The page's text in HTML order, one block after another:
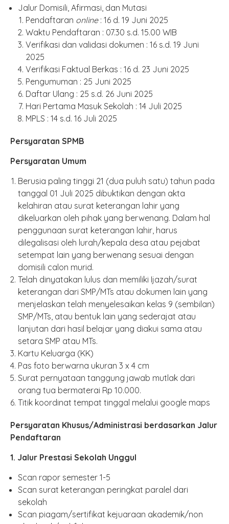
Jalur Domisili, Afirmasi, dan Mutasi
Pendaftaran online: 16 d. 19 Juni 2025
Waktu Pendaftaran : 07.30 s.d. 15.00 WIB
Verifikasi dan validasi dokumen : 16 s.d. 19 Juni
2025
Verifikasi Faktual Berkas : 16 d. 23 Juni 2025
Pengumuman : 25 Juni 2025
Daftar Ulang : 25 s.d. 26 Juni 2025
Hari Pertama Masuk Sekolah : 14 Juli 2025
MPLS : 14 s.d. 16 Juli 2025
Persyaratan SPMB
Persyaratan Umum
Berusia paling tinggi 21 (dua puluh satu) tahun pada
tanggal 01 Juli 2025 dibuktikan dengan akta
kelahiran atau surat keterangan lahir yang
dikeluarkan oleh pihak yang berwenang. Dalam hal
penggunaan surat keterangan lahir, harus
dilegalisasi oleh lurah/kepala desa atau pejabat
setempat lain yang berwenang sesuai dengan
domisili calon murid.
Telah dinyatakan lulus dan memiliki Ijazah/surat
keterangan dari SMP/MTs atau dokumen lain yang
menjelaskan telah menyelesaikan kelas 9 (sembilan)
SMP/MTs, atau bentuk lain yang sederajat atau
lanjutan dari hasil belajar yang diakui sama atau
setara SMP atau MTs.
Kartu Keluarga (KK)
Pas foto berwarna ukuran 3 x 4 cm
Surat pernyataan tanggung jawab mutlak dari
orang tua bermaterai Rp 10.000.
Titik koordinat tempat tinggal melalui google maps
Persyaratan Khusus/Administrasi berdasarkan Jalur
Pendaftaran
1. Jalur Prestasi Sekolah Unggul
Scan rapor semester 1-5
Scan surat keterangan peringkat paralel dari
sekolah
Scan piagam/sertifikat kejuaraan akademik/non